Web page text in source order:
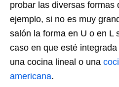
probar las diversas formas
ejemplo, si no es muy
salón la forma en U o en L
caso en que esté
una cocina lineal o una
americana.